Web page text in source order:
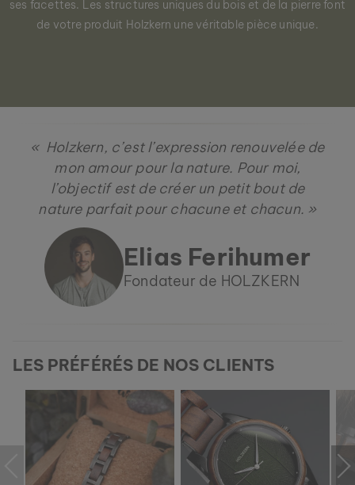
ses facettes. Les structures uniques du bois et de la pierre font
de votre produit Holzkern une véritable pièce unique.
« Holzkern, c’est l’expression renouvelée de
mon amour pour la nature. Pour moi,
l’objectif est de créer un petit bout de
nature parfait pour chacune et chacun. »
Elias Ferihumer
Fondateur de HOLZKERN
RIFT
LAVA & BLAUE KERAMIK
LES PRÉFÉRÉS DE NOS CLIENTS